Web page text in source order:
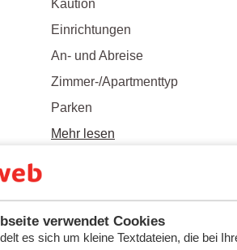
verwendet Cookies
es sich um kleine Textdateien, die bei
Kaution
Einrichtungen
An- und Abreise
Zimmer-/Apartmenttyp
Parken
Mehr lesen
Mein Sunweb/App